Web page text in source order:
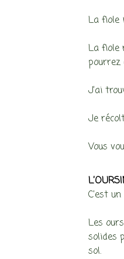
La fiole
La fiole
J’ai
Je
Vous
C’est
Les
solides
sol.